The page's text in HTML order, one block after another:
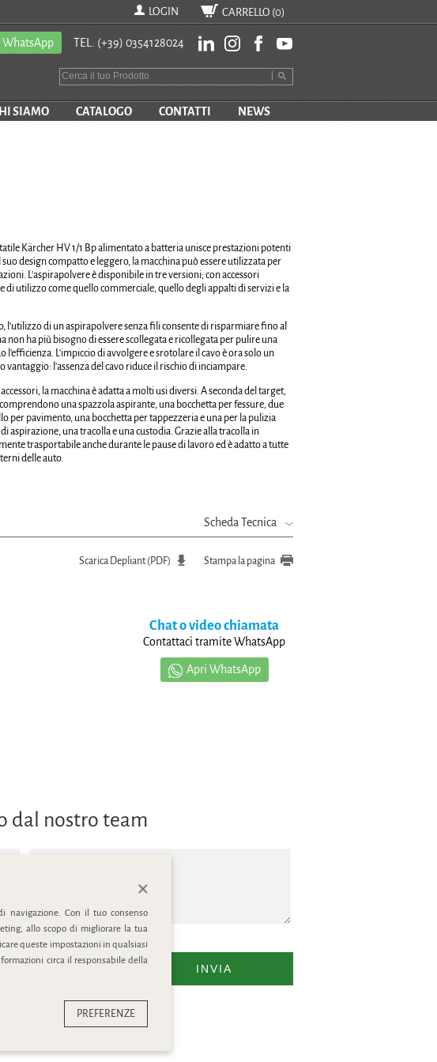
LOGIN CARRELLO (0)
WhatsApp TEL. (+39) 0354128024
SIAMO CATALOGO CONTATTI NEWS
Kärcher HV 1/1 Bp alimentato a batteria unisce prestazioni potenti
design compatto e leggero, la macchina può essere utilizzata per
L'aspirapolvere è disponibile in tre versioni; con accessori
utilizzo come quello commerciale, quello degli appalti di servizi e la
l'utilizzo di un aspirapolvere senza fili consente di risparmiare fino al
non ha più bisogno di essere scollegata e ricollegata per pulire una
l'efficienza. L'impiccio di avvolgere e srotolare il cavo è ora solo un
vantaggio: l'assenza del cavo riduce il rischio di inciampare.
la macchina è adatta a molti usi diversi. A seconda del target,
una spazzola aspirante, una bocchetta per fessure, due
per pavimento, una bocchetta per tappezzeria e una per la pulizia
aspirazione, una tracolla e una custodia. Grazie alla tracolla in
trasportabile anche durante le pause di lavoro ed è adatto a tutte
delle auto.
Scheda Tecnica
Scarica Depliant (PDF) Stampa la pagina
Chat o video chiamata
Contattaci tramite WhatsApp
Apri WhatsApp
dal nostro team
INVIA
navigazione. Con il tuo consenso
allo scopo di migliorare la tua
queste impostazioni in qualsiasi
circa il responsabile della
PREFERENZE